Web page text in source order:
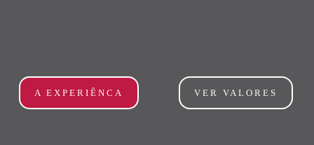
A EXPERIÊNCA VER VALORES